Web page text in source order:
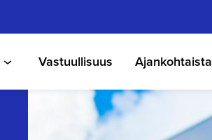
Vastuullisuus Ajankohtaista